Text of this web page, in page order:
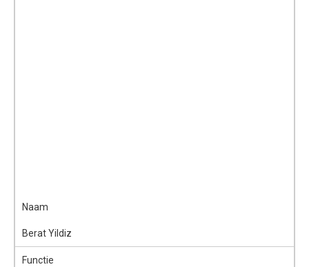
Naam
Berat Yildiz
Functie